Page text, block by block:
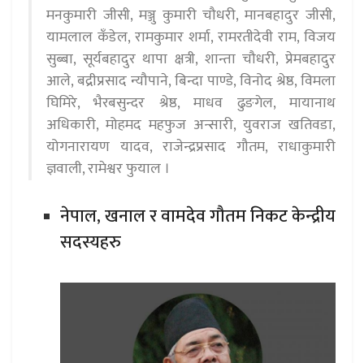
मनकुमारी जीसी, मञ्जु कुमारी चौधरी, मानबहादुर जीसी,
यामलाल कँडेल, रामकुमार शर्मा, रामरतीदेवी राम, विजय
सुब्बा, सूर्यबहादुर थापा क्षत्री, शान्ता चौधरी, प्रेमबहादुर
आले, बद्रीप्रसाद न्यौपाने, बिन्दा पाण्डे, विनोद श्रेष्ठ, विमला
घिमिरे, भैरबसुन्दर श्रेष्ठ, माधव ढुङगेल, मायानाथ
अधिकारी, मोहमद महफुज अन्सारी, युवराज खतिवडा,
योगनारायण यादव, राजेन्द्रप्रसाद गौतम, राधाकुमारी
ज्ञवाली, रामेश्वर फुयाल ।
नेपाल, खनाल र वामदेव गौतम निकट केन्द्रीय
सदस्यहरु